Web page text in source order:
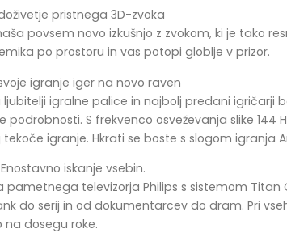
pristnega 3D-zvoka
povsem novo izkušnjo z zvokom, ki je tako
po prostoru in vas potopi globlje v prizor.
igranje iger na novo raven
ljubitelji igralne palice in najbolj predani igričarji
podrobnosti. S frekvenco osveževanja slike 144
tekoče igranje. Hkrati se boste s slogom igranja
iskanje vsebin.
pametnega televizorja Philips s sistemom Titan
do serij in od dokumentarcev do dram. Pri
na dosegu roke.